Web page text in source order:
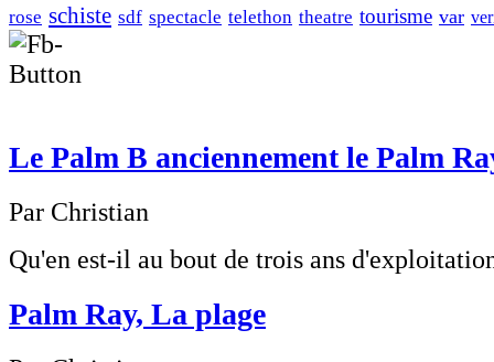
rose schiste sdf spectacle telethon theatre tourisme var
Le Palm B anciennement le Palm
Par Christian
Qu'en est-il au bout de trois ans
Palm Ray, La plage